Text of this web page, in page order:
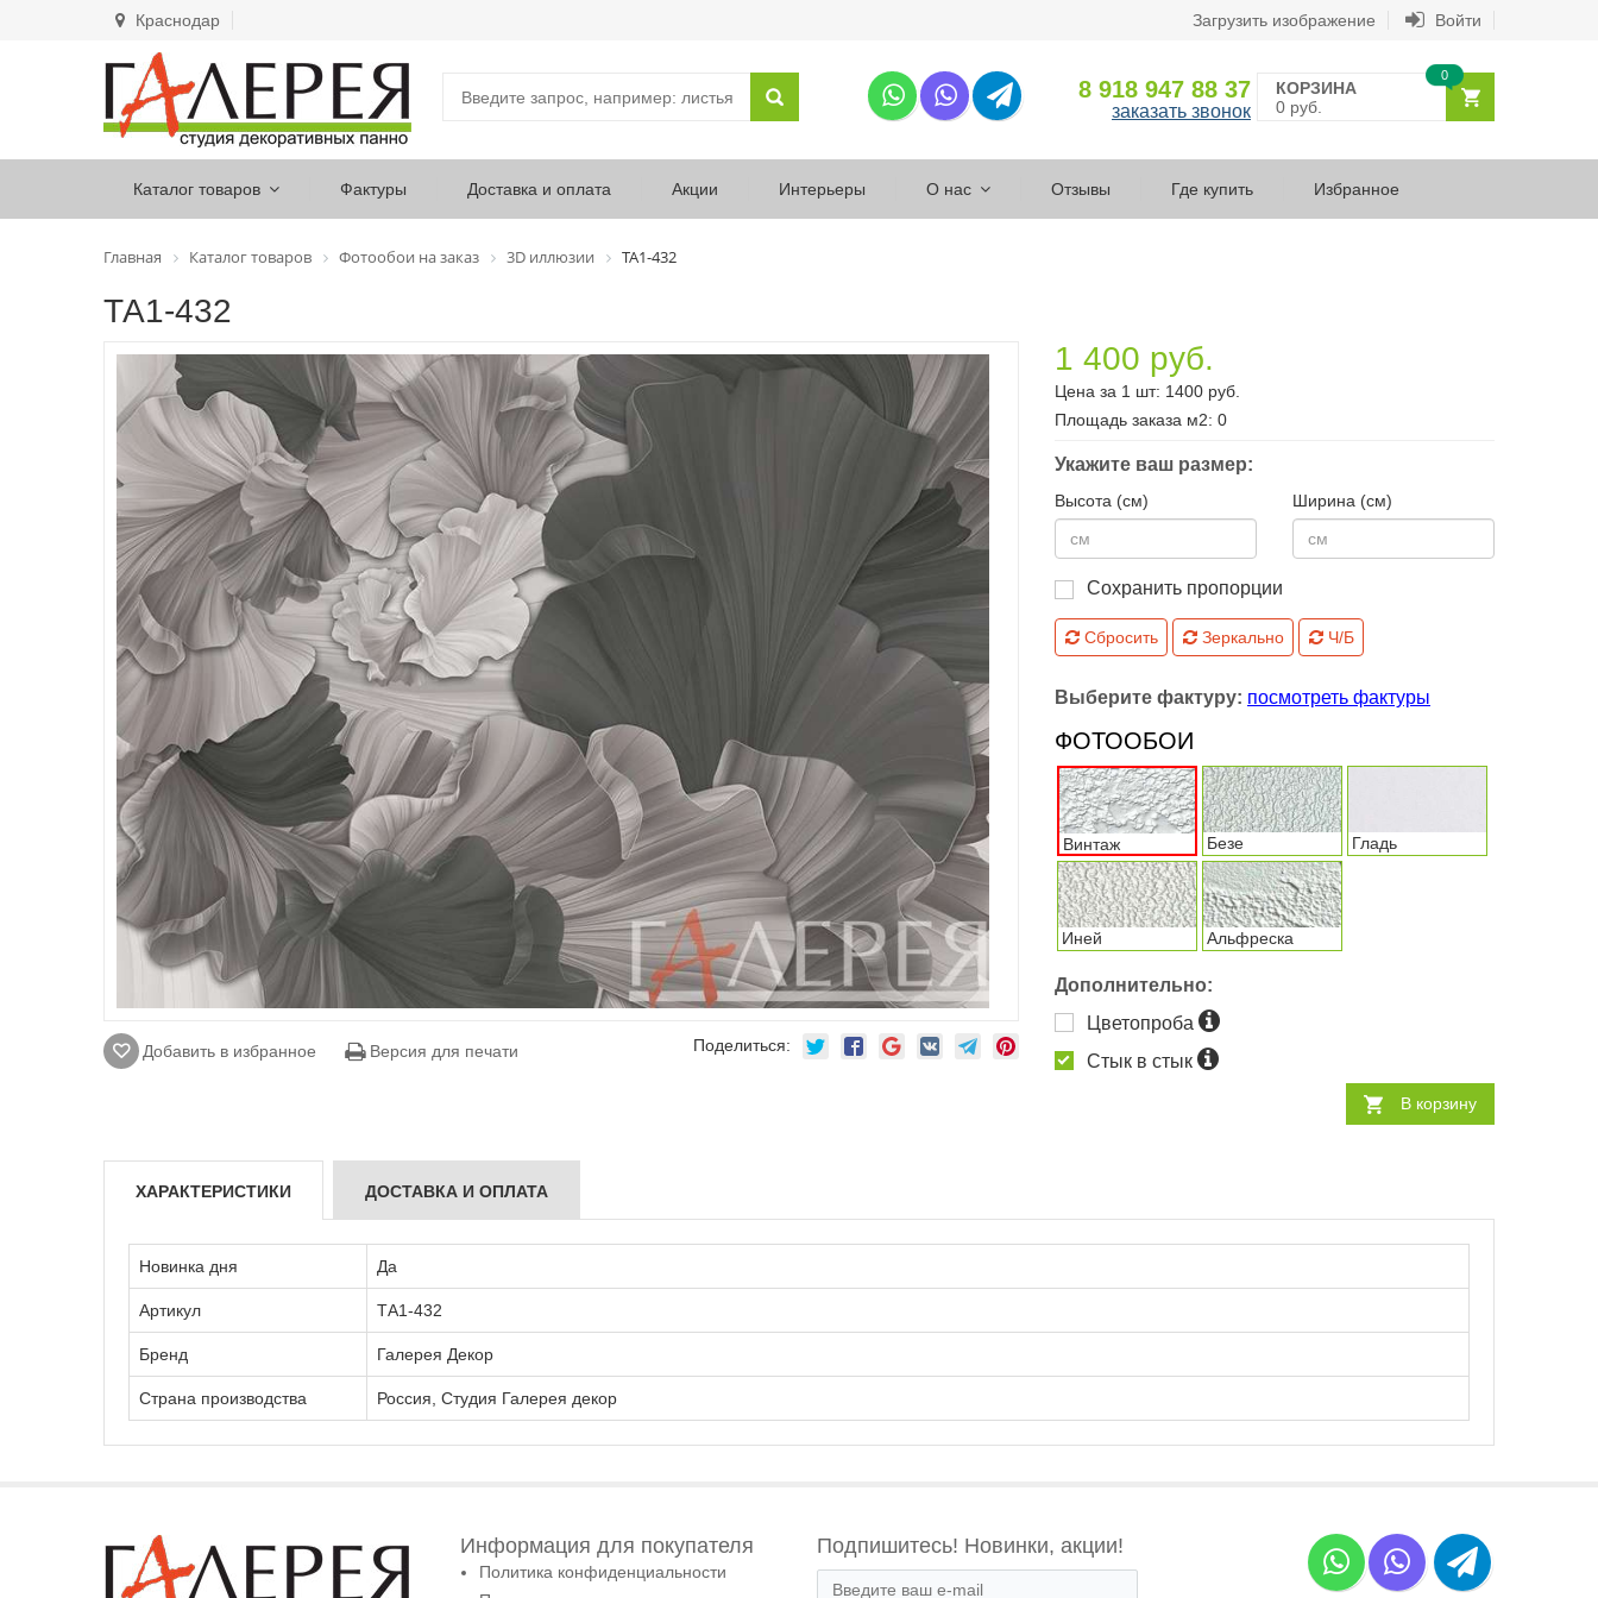
Краснодар Загрузить изображение Войти
8 918 947 88 37
заказать звонок
КОРЗИНА
0 руб.
0
Каталог товаров Фактуры Доставка и оплата Акции Интерьеры О нас Отзывы Где купить Избранное
Главная Каталог товаров Фотообои на заказ 3D иллюзии ТА1-432
ТА1-432
Добавить в избранное Версия для печати Поделиться:
1 400 руб.
Цена за 1 шт: 1400 руб.
Площадь заказа м2: 0
Укажите ваш размер:
Высота (см) Ширина (см)
Сохранить пропорции
Сбросить Зеркально Ч/Б
Выберите фактуру: посмотреть фактуры
ФОТООБОИ
Винтаж Безе Гладь
Иней Альфреска
Дополнительно:
Цветопроба
Стык в стык
В корзину
ХАРАКТЕРИСТИКИ ДОСТАВКА И ОПЛАТА
Новинка дня Да
Артикул ТА1-432
Бренд Галерея Декор
Страна производства Россия, Студия Галерея декор
Информация для покупателя
Политика конфиденциальности
Подпишитесь! Новинки, акции!